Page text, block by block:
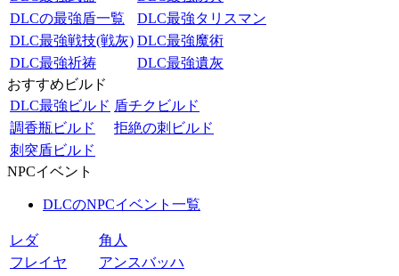
DLCの最強盾一覧
DLC最強タリスマン
DLC最強戦技(戦灰) DLC最強魔術
DLC最強祈祷
DLC最強遺灰
おすすめビルド
DLC最強ビルド 盾チクビルド
調香瓶ビルド
拒絶の刺ビルド
刺突盾ビルド
NPCイベント
DLCのNPCイベント一覧
レダ
角人
フレイヤ
アンスバッハ